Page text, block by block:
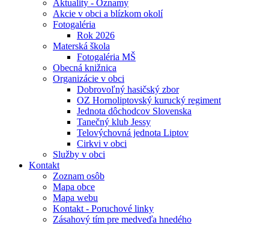
Aktuality - Oznamy
Akcie v obci a blízkom okolí
Fotogaléria
Rok 2026
Materská škola
Fotogaléria MŠ
Obecná knižnica
Organizácie v obci
Dobrovoľný hasičský zbor
OZ Hornoliptovský kurucký regiment
Jednota dôchodcov Slovenska
Tanečný klub Jessy
Telovýchovná jednota Liptov
Cirkvi v obci
Služby v obci
Kontakt
Zoznam osôb
Mapa obce
Mapa webu
Kontakt - Poruchové linky
Zásahový tím pre medveďa hnedého